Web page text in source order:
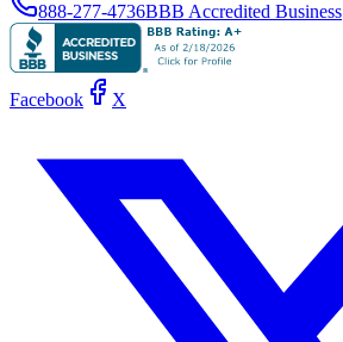
888-277-4736BBB Accredited Business
Facebook X